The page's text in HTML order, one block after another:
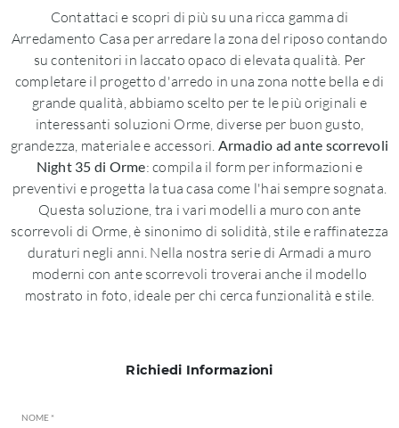
Contattaci e scopri di più su una ricca gamma di
Arredamento Casa per arredare la zona del riposo contando
su contenitori in laccato opaco di elevata qualità. Per
completare il progetto d'arredo in una zona notte bella e di
grande qualità, abbiamo scelto per te le più originali e
interessanti soluzioni Orme, diverse per buon gusto,
grandezza, materiale e accessori. Armadio ad ante scorrevoli
Night 35 di Orme: compila il form per informazioni e
preventivi e progetta la tua casa come l'hai sempre sognata.
Questa soluzione, tra i vari modelli a muro con ante
scorrevoli di Orme, è sinonimo di solidità, stile e raffinatezza
duraturi negli anni. Nella nostra serie di Armadi a muro
moderni con ante scorrevoli troverai anche il modello
mostrato in foto, ideale per chi cerca funzionalità e stile.
Richiedi Informazioni